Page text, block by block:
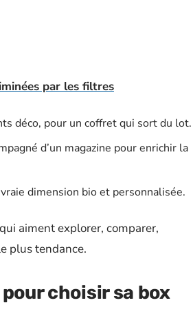
par les filtres
déco, pour un coffret qui sort du lot.
d’un magazine pour enrichir la
dimension bio et personnalisée.
aiment explorer, comparer,
plus tendance.
choisir sa box